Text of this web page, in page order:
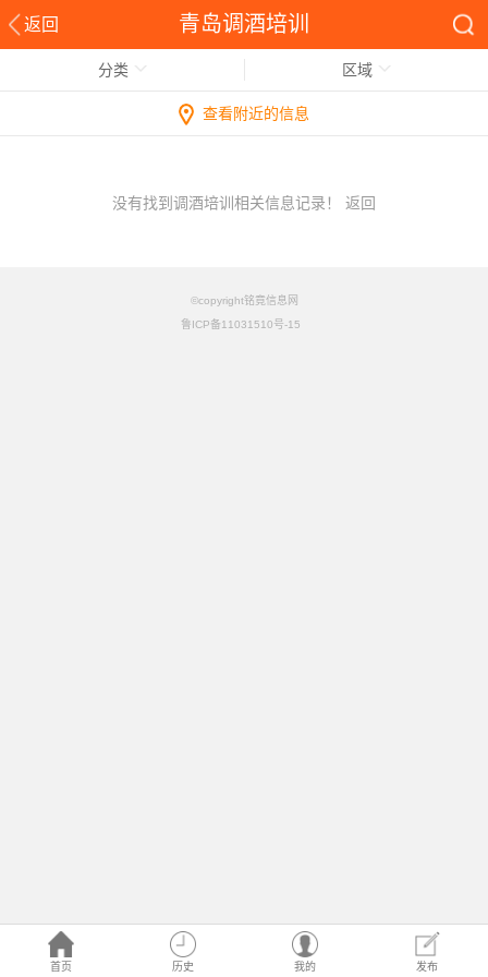
返回 青岛调酒培训
首页 历史 我的 发布
分类 区域
查看附近的信息
没有找到调酒培训相关信息记录！ 返回
©copyright铭竟信息网
鲁ICP备11031510号-15